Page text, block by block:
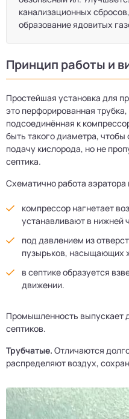
канализационных
образование ядовитых
Принцип работы и
Простейшая установка для
это перфорированная
подсоединённая к
быть такого диаметра,
подачу кислорода, но не
септика.
Схематично работа аэратора
компрессор нагнетает
устанавливают в нижней
под давлением из
пузырьков, насыщающих
в септике образуется
движении.
Промышленность выпускает
септиков.
Трубчатые. Отличаются
распределяют воздух,